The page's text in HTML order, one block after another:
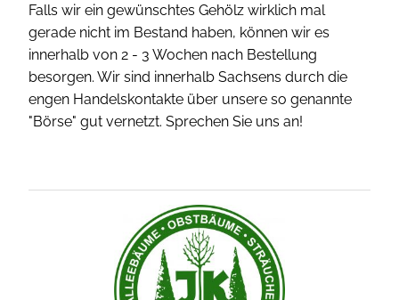
Falls wir ein gewünschtes Gehölz wirklich mal
gerade nicht im Bestand haben, können wir es
innerhalb von 2 - 3 Wochen nach Bestellung
besorgen. Wir sind innerhalb Sachsens durch die
engen Handelskontakte über unsere so genannte
"Börse" gut vernetzt. Sprechen Sie uns an!